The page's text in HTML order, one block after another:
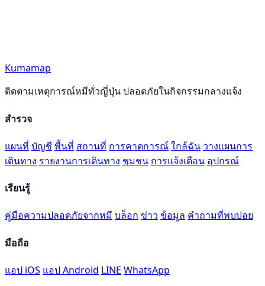
Kumamap
ติดตามเหตุการณ์หมีทั่วญี่ปุ่น ปลอดภัยในกิจกรรมกลางแจ้ง
สำรวจ
แผนที่ บัญชี พื้นที่ สถานที่ การคาดการณ์ใกล้ฉัน วางแผนการ
เดินทาง รายงานการเดินทาง ชุมชน การแจ้งเตือน อุปกรณ์
เรียนรู้
คู่มือความปลอดภัยจากหมี บล็อก ข่าว ข้อมูล คำถามที่พบบ่อย
มือถือ
แอป iOS แอป Android LINE WhatsApp